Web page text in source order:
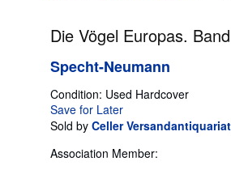
Die Vögel Europas.
Specht-Neumann
Condition: Used Hardcover
Save for Later
Sold by Celler Versandantiquariat
Association Member: